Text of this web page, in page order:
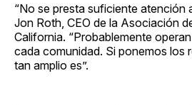
“No se presta suficiente atención
Jon Roth, CEO de la Asociación
California. “Probablemente
cada comunidad. Si ponemos los
tan amplio es”.